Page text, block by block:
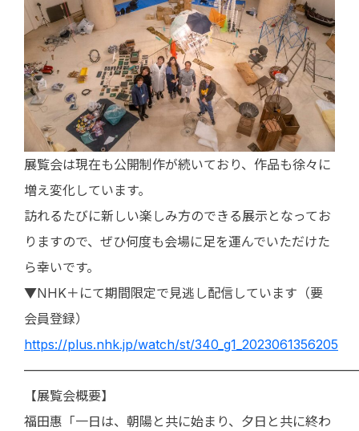
展覧会は現在も公開制作が続いており、作品も徐々に
増え変化しています。
訪れるたびに新しい楽しみ方のできる展示となってお
りますので、ぜひ何度も会場に足を運んでいただけた
ら幸いです。
▼NHK＋にて期間限定で見逃し配信しています（要
会員登録）
https://plus.nhk.jp/watch/st/340_g1_2023061356205
【展覧会概要】
福田惠「一日は、朝陽と共に始まり、夕日と共に終わ